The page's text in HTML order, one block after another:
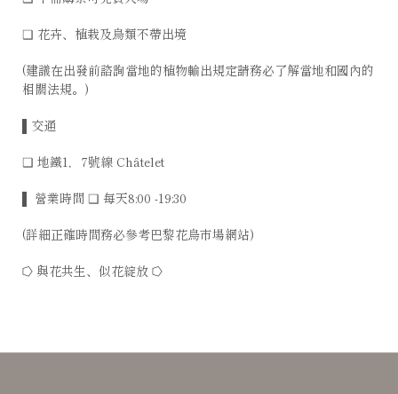
❑ 花卉、植栽及鳥類不帶出境
(建議在出發前諮詢當地的植物輸出規定請務必了解當地和國內的
相關法規。)
▌交通
❑ 地鐵1，7號線 Châtelet
▌ 營業時間 ❑ 每天8:00 -19:30
(詳細正確時間務必參考巴黎花鳥市場網站)
⭔ 與花共生、似花綻放 ⭔